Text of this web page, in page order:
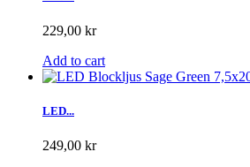
229,00 kr
Add to cart
LED...
249,00 kr